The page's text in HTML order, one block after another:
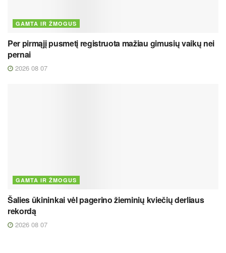
GAMTA IR ŽMOGUS
Per pirmąjį pusmetį registruota mažiau gimusių vaikų nei
pernai
2026 08 07
GAMTA IR ŽMOGUS
Šalies ūkininkai vėl pagerino žieminių kviečių derliaus
rekordą
2026 08 07